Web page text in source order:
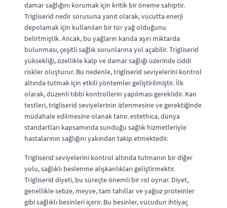
damar sağlığını korumak için kritik bir öneme sahiptir.
Trigliserid nedir sorusuna yanıt olarak, vücutta enerji
depolamak için kullanılan bir tür yağ olduğunu
belirtmiştik. Ancak, bu yağların kanda aşırı miktarda
bulunması, çeşitli sağlık sorunlarına yol açabilir. Trigliserid
yüksekliği, özellikle kalp ve damar sağlığı üzerinde ciddi
riskler oluşturur. Bu nedenle, trigliserid seviyelerini kontrol
altında tutmak için etkili yöntemler geliştirilmiştir. İlk
olarak, düzenli tıbbi kontrollerin yapılması gereklidir. Kan
testleri, trigliserid seviyelerinin izlenmesine ve gerektiğinde
müdahale edilmesine olanak tanır. estethica, dünya
standartları kapsamında sunduğu sağlık hizmetleriyle
hastalarının sağlığını yakından takip etmektedir.
Trigliserid seviyelerini kontrol altında tutmanın bir diğer
yolu, sağlıklı beslenme alışkanlıkları geliştirmektir.
Trigliserid diyeti, bu süreçte önemli bir rol oynar. Diyet,
genellikle sebze, meyve, tam tahıllar ve yağsız proteinler
gibi sağlıklı besinleri içerir. Bu besinler, vücudun ihtiyaç